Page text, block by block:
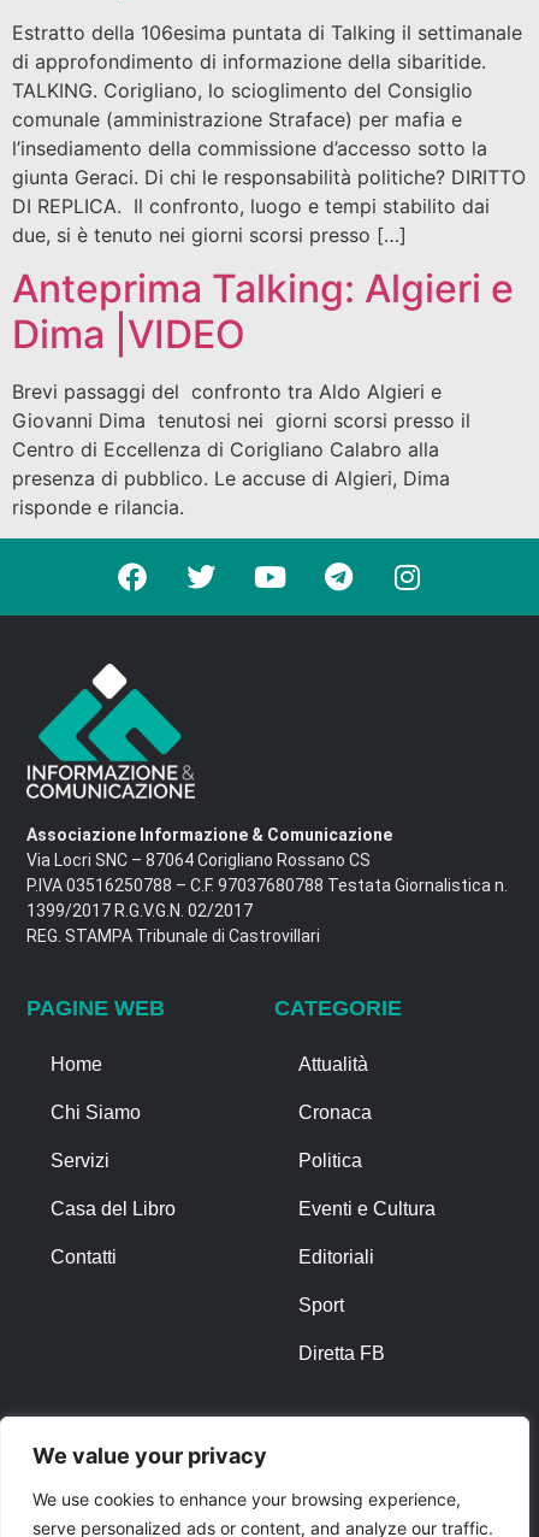
We value your privacy
We use cookies to enhance your browsing experience,
serve personalized ads or content, and analyze our traffic.
Estratto della 106esima puntata di Talking il settimanale
di approfondimento di informazione della sibaritide.
TALKING. Corigliano, lo scioglimento del Consiglio
comunale (amministrazione Straface) per mafia e
l’insediamento della commissione d’accesso sotto la
giunta Geraci. Di chi le responsabilità politiche? DIRITTO
DI REPLICA. Il confronto, luogo e tempi stabilito dai
due, si è tenuto nei giorni scorsi presso […]
Anteprima Talking: Algieri e
Dima |VIDEO
Brevi passaggi del confronto tra Aldo Algieri e
Giovanni Dima tenutosi nei giorni scorsi presso il
Centro di Eccellenza di Corigliano Calabro alla
presenza di pubblico. Le accuse di Algieri, Dima
risponde e rilancia.
Associazione Informazione & Comunicazione
Via Locri SNC – 87064 Corigliano Rossano CS
P.IVA 03516250788 – C.F. 97037680788 Testata Giornalistica n.
1399/2017 R.G.V.G.N. 02/2017
REG. STAMPA Tribunale di Castrovillari
PAGINE WEB
Home
Chi Siamo
Servizi
Casa del Libro
Contatti
CATEGORIE
Attualità
Cronaca
Politica
Eventi e Cultura
Editoriali
Sport
Diretta FB
Privacy Policy